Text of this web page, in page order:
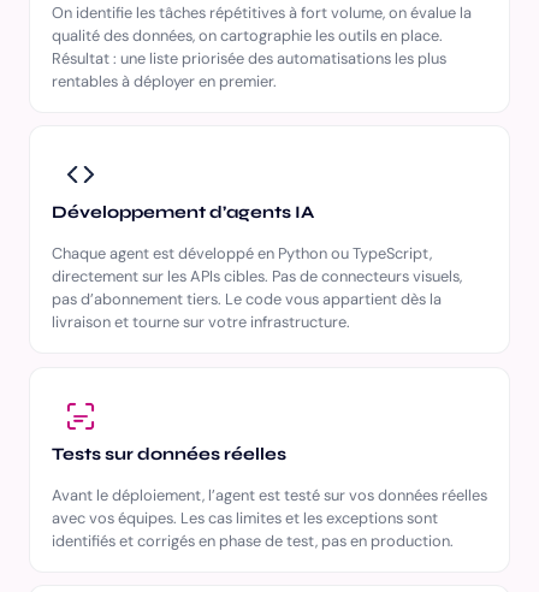
On identifie les tâches répétitives à fort volume, on évalue la
qualité des données, on cartographie les outils en place.
Résultat : une liste priorisée des automatisations les plus
rentables à déployer en premier.
Développement d’agents IA
Chaque agent est développé en Python ou TypeScript,
directement sur les APIs cibles. Pas de connecteurs visuels,
pas d’abonnement tiers. Le code vous appartient dès la
livraison et tourne sur votre infrastructure.
Tests sur données réelles
Avant le déploiement, l’agent est testé sur vos données réelles
avec vos équipes. Les cas limites et les exceptions sont
identifiés et corrigés en phase de test, pas en production.